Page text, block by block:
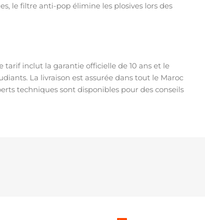
le filtre anti-pop élimine les plosives lors des
tarif inclut la garantie officielle de 10 ans et le
La livraison est assurée dans tout le Maroc
techniques sont disponibles pour des conseils